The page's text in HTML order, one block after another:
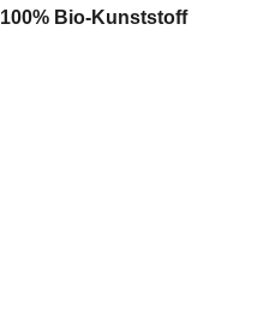
100% Bio-Kunststoff